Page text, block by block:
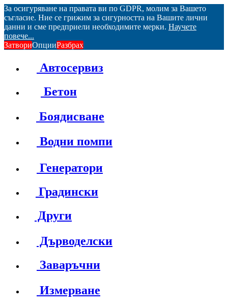
За осигуряване на правата ви по GDPR, молим за Вашето
съгласие. Ние се грижим за сигурността на Вашите лични
данни и сме предприели необходимите мерки. Научете
повече...
ЗатвориОпцииРазбрах
Автосервиз
Бетон
Боядисване
Водни помпи
Генератори
Градински
Други
Дърводелски
Заваръчни
Измерване